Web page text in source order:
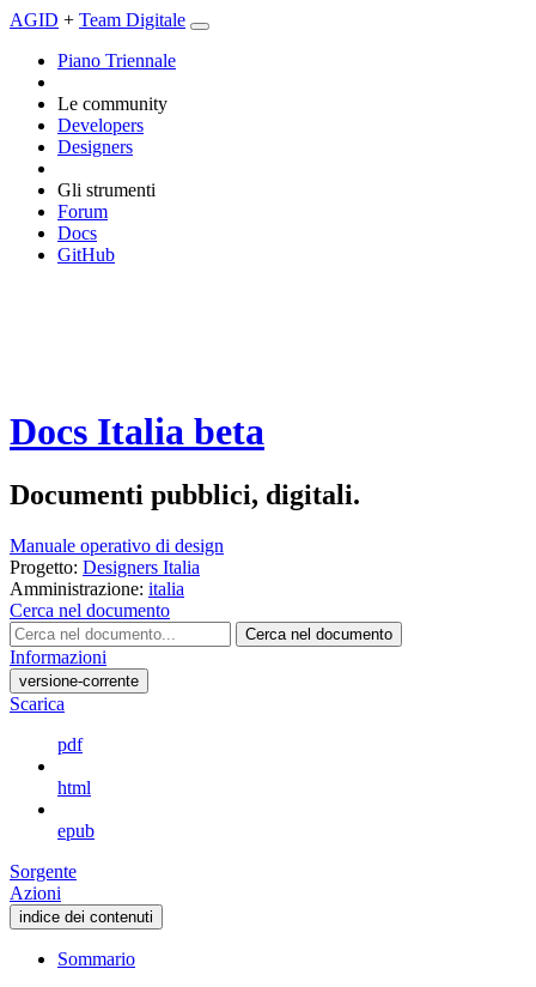
AGID + Team Digitale
Piano Triennale
Le community
Developers
Designers
Gli strumenti
Forum
Docs
GitHub
Docs Italia beta
Documenti pubblici, digitali.
Manuale operativo di design
Progetto: Designers Italia
Amministrazione: italia
Cerca nel documento
Cerca nel documento
Informazioni
versione-corrente
Scarica
pdf
html
epub
Sorgente
Azioni
indice dei contenuti
Sommario